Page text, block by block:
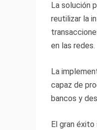
La solución
reutilizar la
en las redes.
La
capaz de
bancos y
El gran